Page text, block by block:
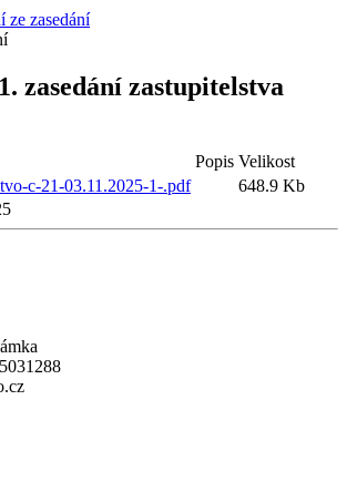
ze zasedání
zasedání zastupitelstva
Popis Velikost
c-21-03.11.2025-1-.pdf
648.9 Kb